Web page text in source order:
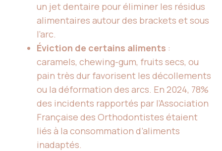
un jet dentaire pour éliminer les résidus
alimentaires autour des brackets et sous
l’arc.
Éviction de certains aliments :
caramels, chewing-gum, fruits secs, ou
pain très dur favorisent les décollements
ou la déformation des arcs. En 2024, 78%
des incidents rapportés par l’Association
Française des Orthodontistes étaient
liés à la consommation d’aliments
inadaptés.